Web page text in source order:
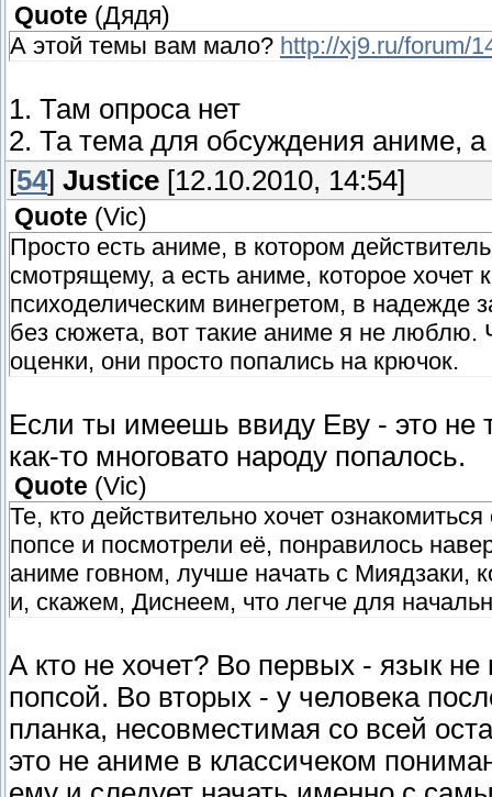
Quote (Дядя)
А этой темы вам мало? http://xj9.ru/forum/
1. Там опроса нет
2. Та тема для обсуждения аниме,
[54] Justice [12.10.2010, 14:54]
Quote (Vic)
Просто есть аниме, в котором
смотрящему, а есть аниме, которое
психоделическим винегретом, в надежде
без сюжета, вот такие аниме я не люблю.
оценки, они просто попались на крючок.
Если ты имеешь ввиду Еву - это не
как-то многовато народу попалось.
Quote (Vic)
Те, кто действительно хочет
попсе и посмотрели её, понравилось
аниме говном, лучше начать с Миядзаки,
и, скажем, Диснеем, что легче для
А кто не хочет? Во первых - язык не
попсой. Во вторых - у человека
планка, несовместимая со всей
это не аниме в классичеком